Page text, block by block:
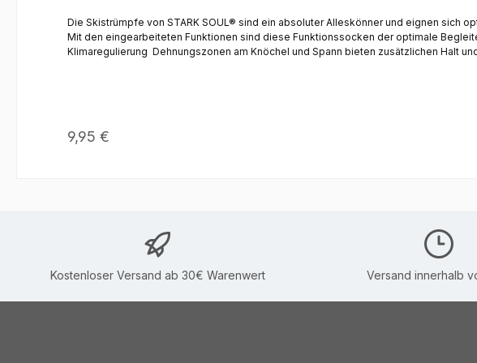
Die Skistrümpfe von STARK SOUL® sind ein absoluter Alleskönner und eignen sich
Mit den eingearbeiteten Funktionen sind diese Funktionssocken der optimale Begleiter an kalten Wintertagen. Spezial -Polsterungen an den
Klimaregulierung Dehnungszonen am Knöchel und Spann bieten zusätzlichen Halt
Regulärer Preis:
9,95 €
Kostenloser Versand ab 30€ Warenwert Versand innerhalb